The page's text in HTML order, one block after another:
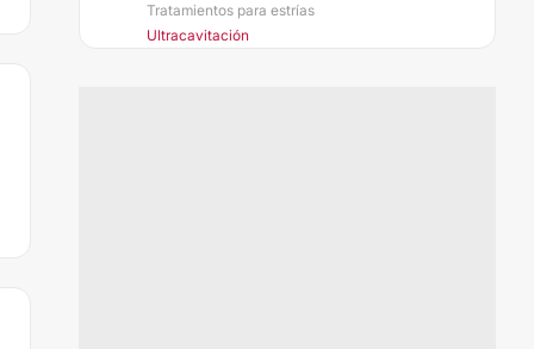
Tratamientos para estrías
Ultracavitación